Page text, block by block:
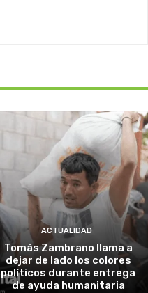
ACTUALIDAD
Tomás Zambrano llama a
dejar de lado los colores
políticos durante entrega
de ayuda humanitaria